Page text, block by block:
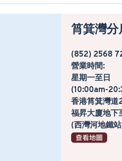
筲箕灣分
(852) 2568
營業時間:
星期一至日
(10:00am-
香港筲箕灣
福昇大廈地下
(西灣河地鐵